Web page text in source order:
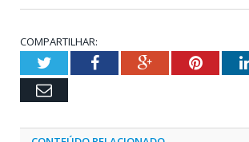
COMPARTILHAR:
TwitterFacebookGoogle+
Email